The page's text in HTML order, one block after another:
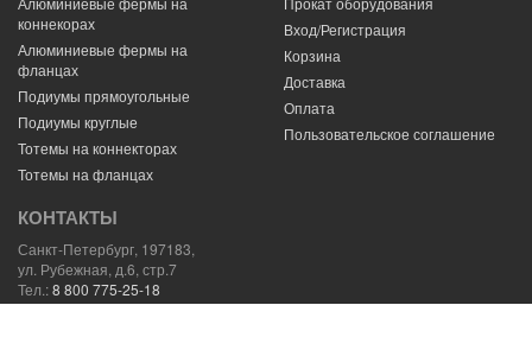
коннекорах
Алюминиевые фермы на
фланцах
Подиумы прямоугольные
Подиумы круглые
Тотемы на коннекторах
Тотемы на фланцах
Вход/Регистрация
Корзина
Доставка
Оплата
Пользовательское соглашение
КОНТАКТЫ
Санкт-Петербург, 197183,
ул. Рубежная, д.6, стр.7
Тел.:8 800 775-25-18
E-mail:mail@stagecraft.ru